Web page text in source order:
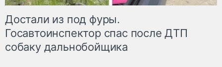
Достали из под фуры.
Госавтоинспектор спас после ДТП
собаку дальнобойщика